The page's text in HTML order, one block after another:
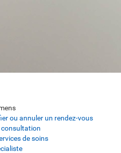
ou annuler un rendez-vous
consultation
de soins